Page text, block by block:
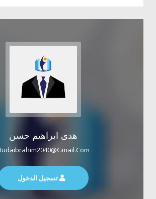
هدى ابراهيم حسن
تسجيل الدخول